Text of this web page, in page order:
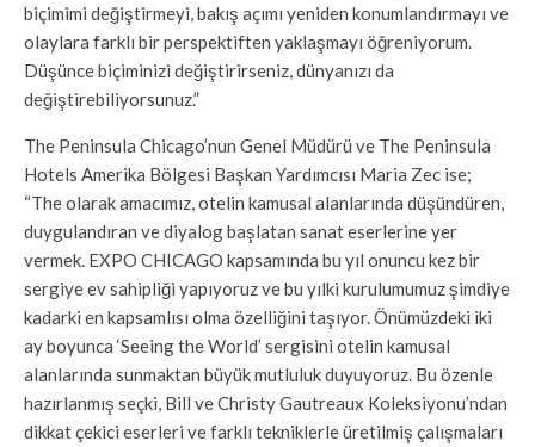
biçimimi değiştirmeyi, bakış açımı yeniden konumlandırmayı ve
olaylara farklı bir perspektiften yaklaşmayı öğreniyorum.
Düşünce biçiminizi değiştirirseniz, dünyanızı da
değiştirebiliyorsunuz.”
The Peninsula Chicago’nun Genel Müdürü ve The Peninsula
Hotels Amerika Bölgesi Başkan Yardımcısı Maria Zec ise;
“The olarak amacımız, otelin kamusal alanlarında düşündüren,
duygulandıran ve diyalog başlatan sanat eserlerine yer
vermek. EXPO CHICAGO kapsamında bu yıl onuncu kez bir
sergiye ev sahipliği yapıyoruz ve bu yılki kurulumumuz şimdiye
kadarki en kapsamlısı olma özelliğini taşıyor. Önümüzdeki iki
ay boyunca ‘Seeing the World’ sergisini otelin kamusal
alanlarında sunmaktan büyük mutluluk duyuyoruz. Bu özenle
hazırlanmış seçki, Bill ve Christy Gautreaux Koleksiyonu’ndan
dikkat çekici eserleri ve farklı tekniklerle üretilmiş çalışmaları